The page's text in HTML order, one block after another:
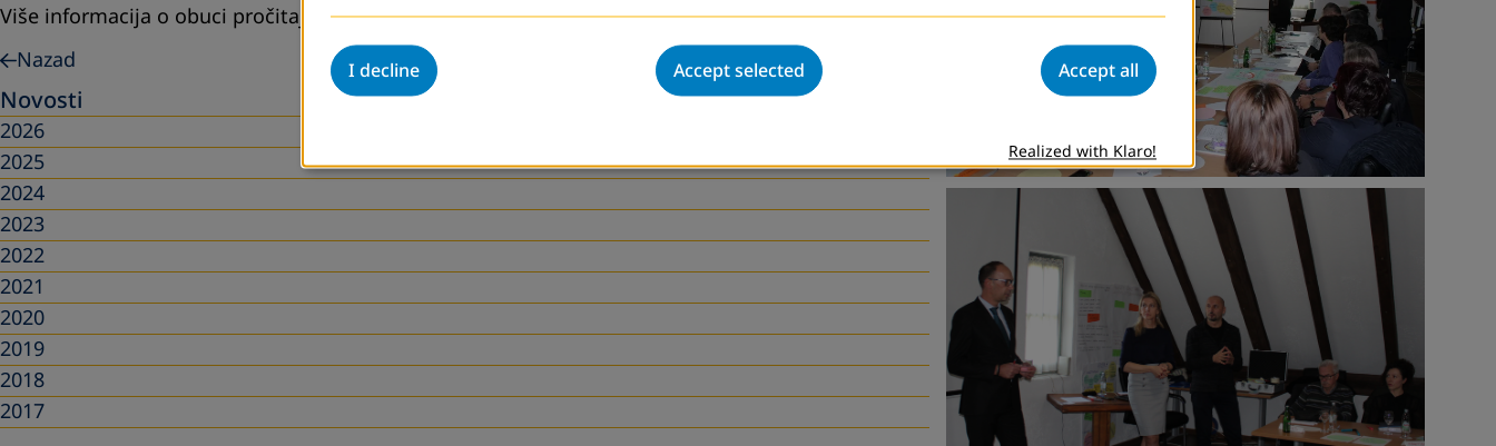
Više informacija o obuci pročitajte
ovdje.
Nazad
Novosti
2026
2025
2024
2023
2022
2021
2020
2019
2018
2017
I decline Accept selected Accept all
Realized with Klaro!